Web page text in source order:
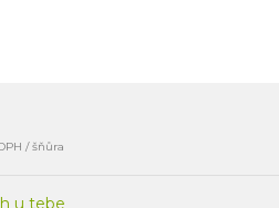
/ šňůra
u tebe